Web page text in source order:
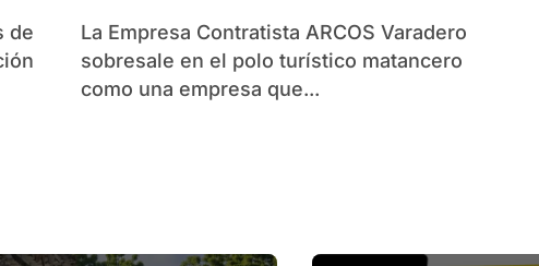
La Empresa Contratista ARCOS Varadero
sobresale en el polo turístico matancero
como una empresa que...